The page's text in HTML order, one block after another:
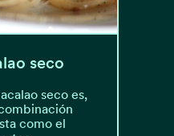
seco
seco es,
como el